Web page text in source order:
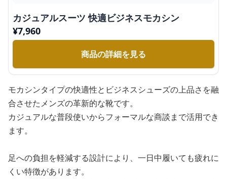
カジュアルスーツ 快適ビジネスモカシン
¥7,960
商品の詳細を見る
モカシンタイプの快適性とビジネスシューズの上品さを融
合させたメンズの革新的な靴です。
カジュアルな普段使いからフォーマルな商談まで活用でき
ます。
足への負担を軽減する設計により、一日中履いても疲れに
くい特徴があります。